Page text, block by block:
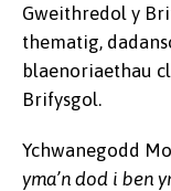
Gweithredol y
thematig,
blaenoriaethau
Brifysgol.
Ychwanegodd
yma’n dod i ben